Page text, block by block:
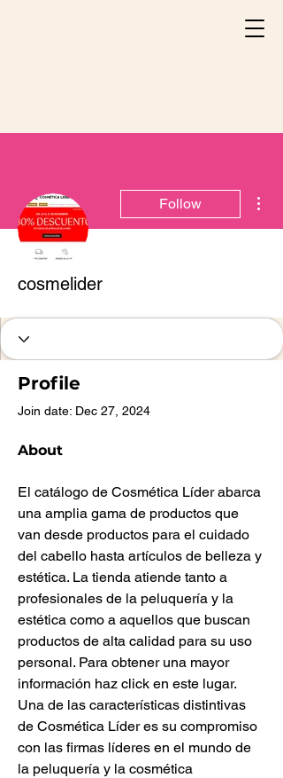
Follow
cosmelider
Profile
Join date: Dec 27, 2024
About
El catálogo de Cosmética Líder abarca
una amplia gama de productos que
van desde productos para el cuidado
del cabello hasta artículos de belleza y
estética. La tienda atiende tanto a
profesionales de la peluquería y la
estética como a aquellos que buscan
productos de alta calidad para su uso
personal. Para obtener una mayor
información haz click en este lugar.
Una de las características distintivas
de Cosmética Líder es su compromiso
con las firmas líderes en el mundo de
la peluquería y la cosmética